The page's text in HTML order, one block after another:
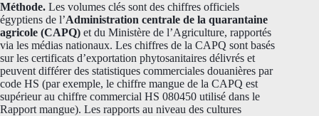
Méthode. Les volumes clés sont des chiffres officiels
égyptiens de l’Administration centrale de la quarantaine
agricole (CAPQ) et du Ministère de l’Agriculture, rapportés
via les médias nationaux. Les chiffres de la CAPQ sont basés
sur les certificats d’exportation phytosanitaires délivrés et
peuvent différer des statistiques commerciales douanières par
code HS (par exemple, le chiffre mangue de la CAPQ est
supérieur au chiffre commercial HS 080450 utilisé dans le
Rapport mangue). Les rapports au niveau des cultures